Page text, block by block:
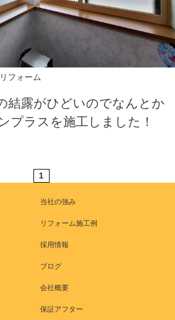
フォーム
結露がひどいのでなんとか
プラスを施工しました！
1
当社の強み
リフォーム施工例
採用情報
ブログ
会社概要
保証アフター